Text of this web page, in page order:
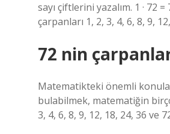
sayı çiftlerini yazalım. 1 · 72 =
çarpanları 1, 2, 3, 4, 6, 8, 9,
72 nin
Matematikteki önemli
bulabilmek, matematiğin
3, 4, 6, 8, 9, 12, 18, 24, 36 ve